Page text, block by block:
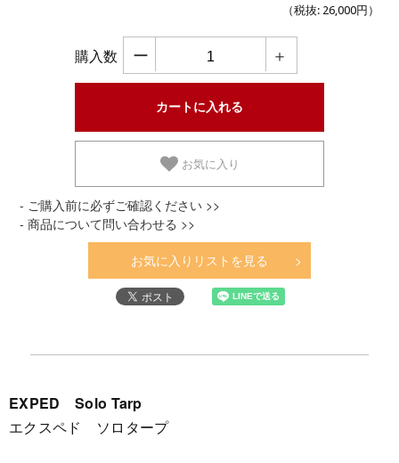
（税抜: 26,000円 ）
購入数 ー ＋
お気に入り
- ご購入前に必ずご確認ください >>
- 商品について問い合わせる >>
お気に入りリストを見る
EXPED Solo Tarp
エクスペド ソロタープ